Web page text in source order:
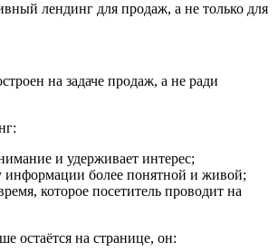
лендинг для продаж, а не только для
на задаче продаж, а не ради
и удерживает интерес;
информации более понятной и живой;
которое посетитель проводит на
остаётся на странице, он: